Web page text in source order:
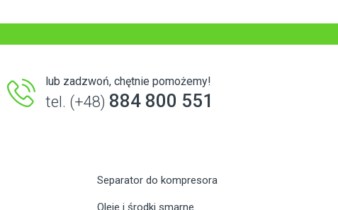
lub zadzwoń, chętnie pomożemy!
tel. (+48) 884 800 551
Separator do kompresora
Oleje i środki smarne